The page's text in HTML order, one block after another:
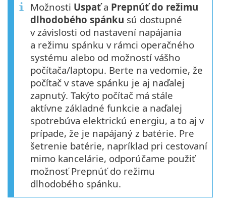
Možnosti Uspaťa Prepnúť do režimu
dlhodobého spánku sú dostupné
v závislosti od nastavení napájania
a režimu spánku v rámci operačného
systému alebo od možností vášho
počítača/laptopu. Berte na vedomie, že
počítač v stave spánku je aj naďalej
zapnutý. Takýto počítač má stále
aktívne základné funkcie a naďalej
spotrebúva elektrickú energiu, a to aj v
prípade, že je napájaný z batérie. Pre
šetrenie batérie, napríklad pri cestovaní
mimo kancelárie, odporúčame použiť
možnosť Prepnúť do režimu
dlhodobého spánku.